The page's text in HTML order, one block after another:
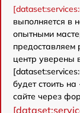
выполняется в
опытными
центр уверены
будет стоить
сайте через